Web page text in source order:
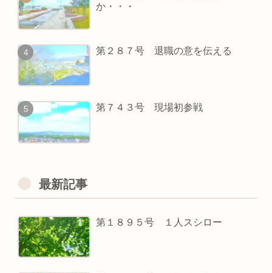
か・・・
第２８７号 退職の意を伝える
第７４３号 現場初参戦
最新記事
第１８９５号 １人スシロー